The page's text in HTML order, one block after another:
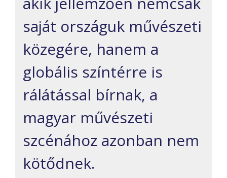
saját országuk művészeti
közegére, hanem a
globális színtérre is
rálátással bírnak, a
magyar művészeti
szcénához azonban nem
kötődnek.